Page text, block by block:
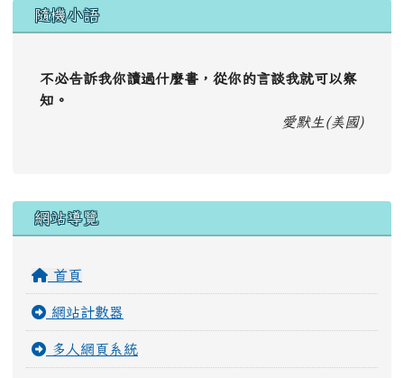
隨機小語
不必告訴我你讀過什麼書，從你的言談我就可以察
知。
愛默生(美國)
右邊區域內容
網站導覽
首頁
網站計數器
多人網頁系統